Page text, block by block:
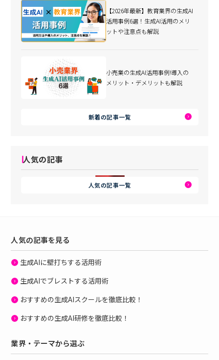
【2026年最新】教育業界の生成AI
活用事例6選！生成AI活用のメリ
ットや注意点も解説
小売業の生成AI活用事例!導入の
メリット・デメリットも解説
新着の記事一覧
人気の記事
人気の記事一覧
人気の記事を見る
生成AIに壁打ちする活用術
生成AIでブレストする活用術
おすすめの生成AIスクールを徹底比較！
おすすめの生成AI研修を徹底比較！
業界・テーマから選ぶ